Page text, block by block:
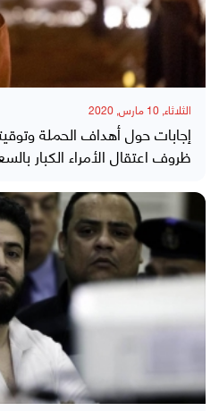
الثلاثاء, 10 مارس, 2020
إجابات حول أهداف الحملة
ظروف اعتقال الأمراء الكبار